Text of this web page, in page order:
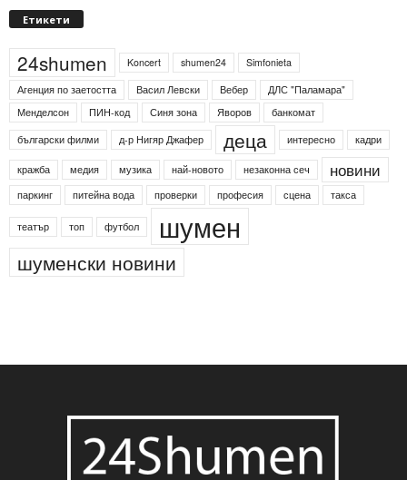
Етикети
24shumen Koncert shumen24
Simfonieta
Агенция по заетостта
Васил Левски Вебер
ДЛС "Паламара"
Менделсон
ПИН-код Синя зона Яворов
банкомат
български филми
д-р Нигяр Джафер деца интересно кадри
кражба медия музика най-новото незаконна сеч новини
паркинг питейна вода проверки професия сцена такса
театър топ футбол шумен
шуменски новини